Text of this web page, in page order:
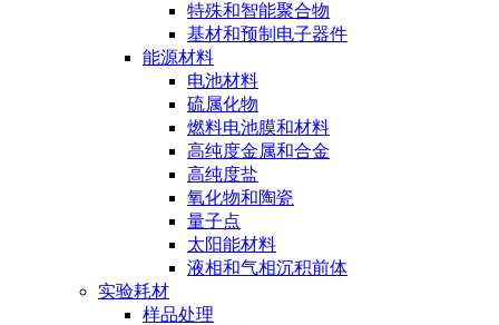
特殊和智能聚合物
基材和预制电子器件
能源材料
电池材料
硫属化物
燃料电池膜和材料
高纯度金属和合金
高纯度盐
氧化物和陶瓷
量子点
太阳能材料
液相和气相沉积前体
实验耗材
样品处理